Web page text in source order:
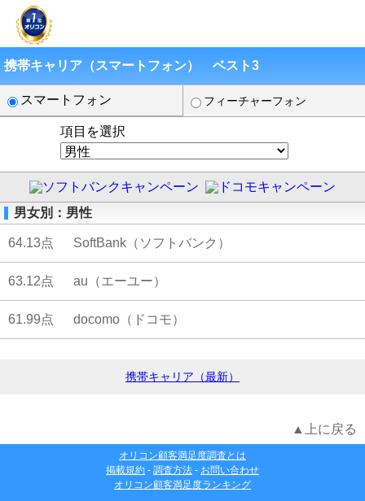
携帯キャリア（スマートフォン） ベスト3
スマートフォン フィーチャーフォン
項目を選択
男女別：男性
64.13点 SoftBank（ソフトバンク）
63.12点 au（エーユー）
61.99点 docomo（ドコモ）
携帯キャリア（最新）
▲上に戻る
オリコン顧客満足度調査とは
掲載規約 - 調査方法 - お問い合わせ
オリコン顧客満足度ランキング